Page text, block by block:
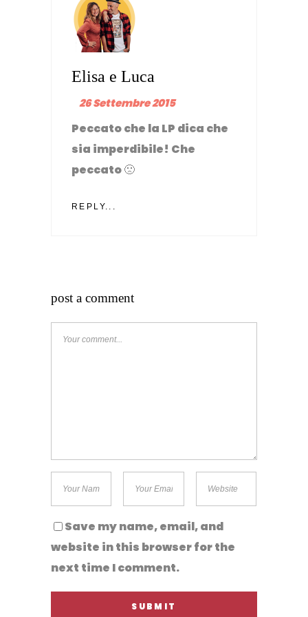
Elisa e Luca
26 Settembre 2015
Peccato che la LP dica che
sia imperdibile! Che
peccato 🙁
REPLY...
post a comment
Save my name, email, and
website in this browser for the
next time I comment.